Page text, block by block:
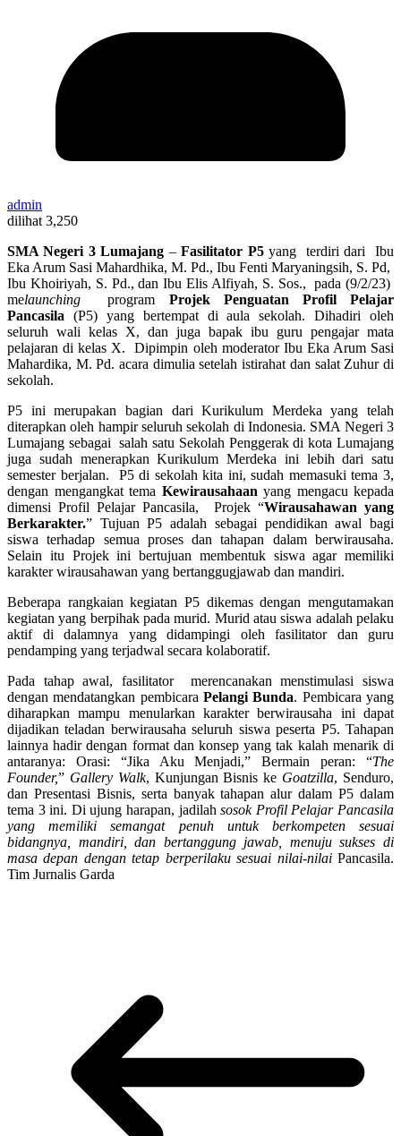
admin
dilihat 3,250
SMA Negeri 3 Lumajang –Fasilitator P5yang terdiri dari Ibu
Eka Arum Sasi Mahardhika, M. Pd., Ibu Fenti Maryaningsih, S. Pd,
Ibu Khoiriyah, S. Pd., dan Ibu Elis Alfiyah, S. Sos., pada (9/2/23)
melaunchingprogram Projek Penguatan Profil Pelajar
Pancasila (P5) yang bertempat di aula sekolah. Dihadiri oleh
seluruh wali kelas X, dan juga bapak ibu guru pengajar mata
pelajaran di kelas X. Dipimpin oleh moderator Ibu Eka Arum Sasi
Mahardika, M. Pd. acara dimulia setelah istirahat dan salat Zuhur di
sekolah.
P5 ini merupakan bagian dari Kurikulum Merdeka yang telah
diterapkan oleh hampir seluruh sekolah di Indonesia. SMA Negeri 3
Lumajang sebagai salah satu Sekolah Penggerak di kota Lumajang
juga sudah menerapkan Kurikulum Merdeka ini lebih dari satu
semester berjalan. P5 di sekolah kita ini, sudah memasuki tema 3,
dengan mengangkat tema Kewirausahaan yang mengacu kepada
dimensi Profil Pelajar Pancasila, Projek “Wirausahawan yang
Berkarakter.” Tujuan P5 adalah sebagai pendidikan awal bagi
siswa terhadap semua proses dan tahapan dalam berwirausaha.
Selain itu Projek ini bertujuan membentuk siswa agar memiliki
karakter wirausahawan yang bertanggugjawab dan mandiri.
Beberapa rangkaian kegiatan P5 dikemas dengan mengutamakan
kegiatan yang berpihak pada murid. Murid atau siswa adalah pelaku
aktif di dalamnya yang didampingi oleh fasilitator dan guru
pendamping yang terjadwal secara kolaboratif.
Pada tahap awal, fasilitator merencanakan menstimulasi siswa
dengan mendatangkan pembicara Pelangi Bunda. Pembicara yang
diharapkan mampu menularkan karakter berwirausaha ini dapat
dijadikan teladan berwirausaha seluruh siswa peserta P5. Tahapan
lainnya hadir dengan format dan konsep yang tak kalah menarik di
antaranya: Orasi: “Jika Aku Menjadi,” Bermain peran: “The
Founder,” Gallery Walk, Kunjungan Bisnis ke Goatzilla, Senduro,
dan Presentasi Bisnis, serta banyak tahapan alur dalam P5 dalam
tema 3 ini. Di ujung harapan, jadilahsosok Profil Pelajar Pancasila
yang memiliki semangat penuh untuk berkompeten sesuai
bidangnya, mandiri, dan bertanggung jawab, menuju sukses di
masa depan dengan tetap berperilaku sesuai nilai-nilaiPancasila.
Tim Jurnalis Garda